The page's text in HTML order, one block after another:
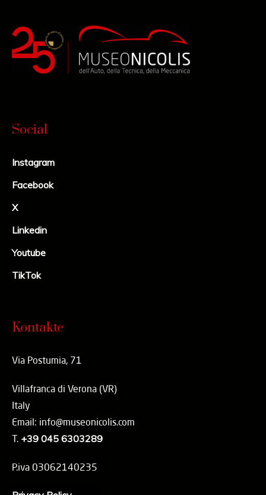
Social
Instagram
Facebook
X
Linkedin
Youtube
TikTok
Kontakte
Via Postumia, 71
Villafranca di Verona (VR)
Italy
Email: info@museonicolis.com
T. +39 045 6303289
P.iva 03062140235